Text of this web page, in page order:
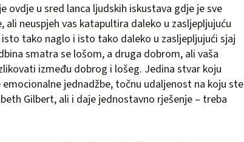
ovdje u sred lanca ljudskih iskustava gdje je sve
neuspjeh vas katapultira daleko u zasljepljujuću
tako naglo i isto tako daleko u zasljepljujući sjaj
smatra se lošom, a druga dobrom, ali vaša
između dobrog i lošeg. Jedina stvar koju
jednadžbe, točnu udaljenost na koju ste
Gilbert, ali i daje jednostavno rješenje – treba